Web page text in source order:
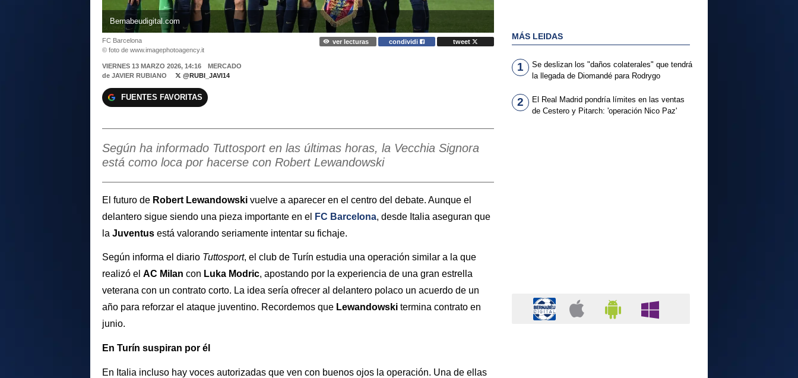
Bernabeudigital.com
FC Barcelona
© foto de www.imagephotoagency.it
ver lecturas condividi tweet
VIERNES 13 MARZO 2026, 14:16
MERCADO
de JAVIER RUBIANO @RUBI_JAVI14
FUENTES FAVORITAS
Según ha informado Tuttosport en las últimas horas, la Vecchia Signora
está como loca por hacerse con Robert Lewandowski
El futuro de Robert Lewandowski vuelve a aparecer en el centro del debate. Aunque el
delantero sigue siendo una pieza importante en el
FC Barcelona, desde Italia aseguran que
la Juventus está valorando seriamente intentar su fichaje.
Según informa el diario Tuttosport, el club de Turín estudia una operación similar a la que
realizó el AC Milan con Luka Modric, apostando por la experiencia de una gran estrella
veterana con un contrato corto. La idea sería ofrecer al delantero polaco un acuerdo de un
año para reforzar el ataque juventino. Recordemos que Lewandowski termina contrato en
junio.
En Turín suspiran por él
En Italia incluso hay voces autorizadas que ven con buenos ojos la operación. Una de ellas
MÁS LEIDAS
1
Se deslizan los "daños colaterales" que tendrá
la llegada de Diomandé para Rodrygo
2
El Real Madrid pondría límites en las ventas
de Cestero y Pitarch: 'operación Nico Paz'